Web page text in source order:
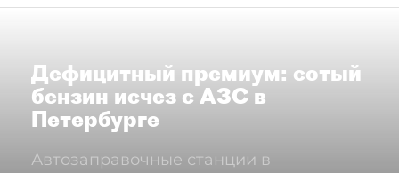
Дефицитный премиум: сотый
бензин исчез с АЗС в
Петербурге
Автозаправочные станции в